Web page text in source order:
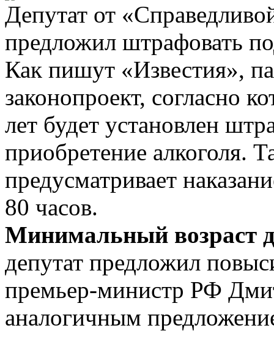
Депутат от
предложил штрафовать
Как пишут «Известия»,
законопроект, согласно
лет будет установлен
приобретение алкоголя.
предусматривает
80 часов.
Минимальный возраст
депутат предложил
премьер-министр РФ
аналогичным